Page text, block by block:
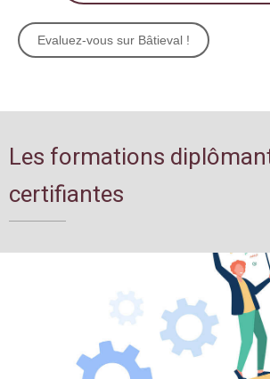
Evaluez-vous sur Bâtieval !
Les formations
certifiantes